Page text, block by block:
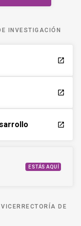
INVESTIGACIÓN
launch
launch
launch
ESTÁS AQUÍ
DE